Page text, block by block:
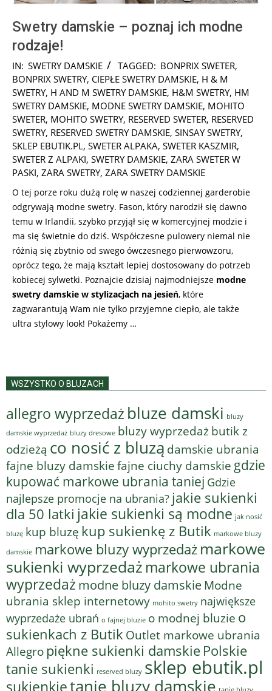
Swetry damskie – poznaj ich modne
rodzaje!
2025-
01-
28
IN: SWETRY DAMSKIE TAGGED: BONPRIX SWETER,
BONPRIX SWETRY, CIEPŁE SWETRY DAMSKIE, H & M
SWETRY, H AND M SWETRY DAMSKIE, H&M SWETRY, HM
SWETRY DAMSKIE, MODNE SWETRY DAMSKIE, MOHITO
SWETER, MOHITO SWETRY, RESERVED SWETER, RESERVED
SWETRY, RESERVED SWETRY DAMSKIE, SINSAY SWETRY,
SKLEP EBUTIK.PL, SWETER ALPAKA, SWETER KASZMIR,
SWETER Z ALPAKI, SWETRY DAMSKIE, ZARA SWETER W
PASKI, ZARA SWETRY, ZARA SWETRY DAMSKIE
O tej porze roku dużą rolę w naszej codziennej garderobie
odgrywają modne swetry. Fason, który narodził się dawno
temu w Irlandii, szybko przyjął się w komercyjnej modzie i
ma się świetnie do dziś. Współczesne pulowery niemal nie
różnią się zbytnio od swego ówczesnego pierwowzoru,
oprócz tego, że mają kształt lepiej dostosowany do potrzeb
kobiecej sylwetki. Poznajcie dzisiaj najmodniejsze modne
swetry damskie w stylizacjach na jesień, które
zagwarantują Wam nie tylko przyjemne ciepło, ale także
ultra stylowy look! Pokażemy …
WSZYSTKO O BLUZACH
allegro wyprzedaż bluze damski bluzy
damskie wyprzedaż bluzy dresowe bluzy wyprzedaż butik z
odzieżą co nosić z bluzą damskie ubrania
fajne bluzy damskiefajne ciuchy damskie gdzie
kupować markowe ubrania taniej Gdzie
najlepsze promocje na ubrania? jakie sukienki
dla 50 latki jakie sukienki są modne jak nosić
bluzę kup bluzę kup sukienkę z Butik markowe bluzy
damskie markowe bluzy wyprzedaż markowe
sukienki wyprzedaż markowe ubrania
wyprzedaż modne bluzy damskie Modne
ubrania sklep internetowy mohito swetry największe
wyprzedaże ubrań o fajnej bluzie o modnej bluzie o
sukienkach z Butik Outlet markowe ubrania
Allegropiękne sukienki damskie Polskie
tanie sukienki reserved bluzy sklep ebutik.pl
sukienkietanie bluzy damskie